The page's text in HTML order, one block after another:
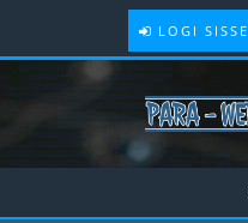
LOGI SISSE